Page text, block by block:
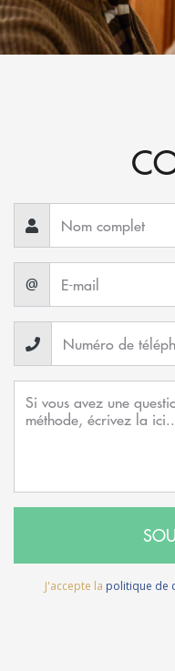
@
J'accepte la politique de